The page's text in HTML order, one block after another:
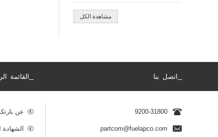
مشاهدة الكل
اتصل بنا
9200-31800
partcom@fuelapco.com
القائمة
عن
الشهادة